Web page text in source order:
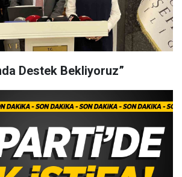
Destek Bekliyoruz”